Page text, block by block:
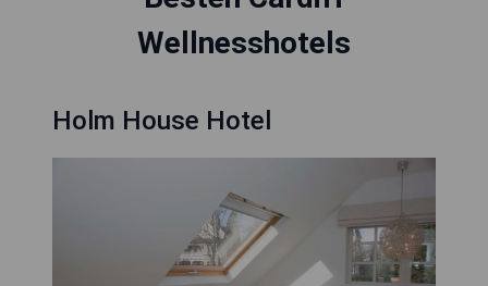
Wellnesshotels
Holm House Hotel